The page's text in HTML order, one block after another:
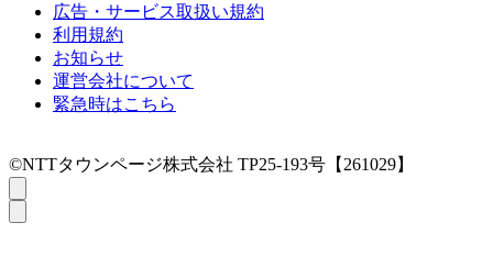
広告・サービス取扱い規約
利用規約
お知らせ
運営会社について
緊急時はこちら
©NTTタウンページ株式会社 TP25-193号【261029】